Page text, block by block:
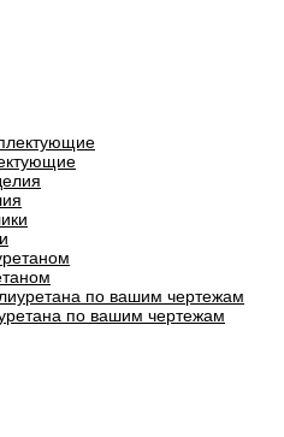
по вашим чертежам